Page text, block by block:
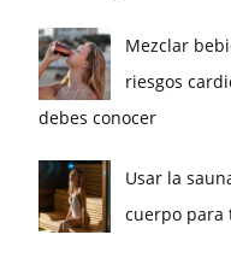
Mezclar
riesgos
debes conocer
Usar la
cuerpo para